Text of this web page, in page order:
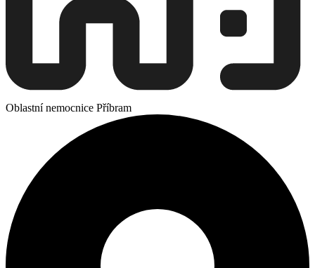
Oblastní nemocnice Příbram